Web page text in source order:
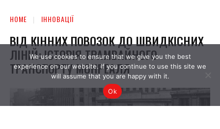
We use cookies to ensure that we give you the best
experience on our website. If you continue to use this site we
will assume that you are happy with it.
Ok